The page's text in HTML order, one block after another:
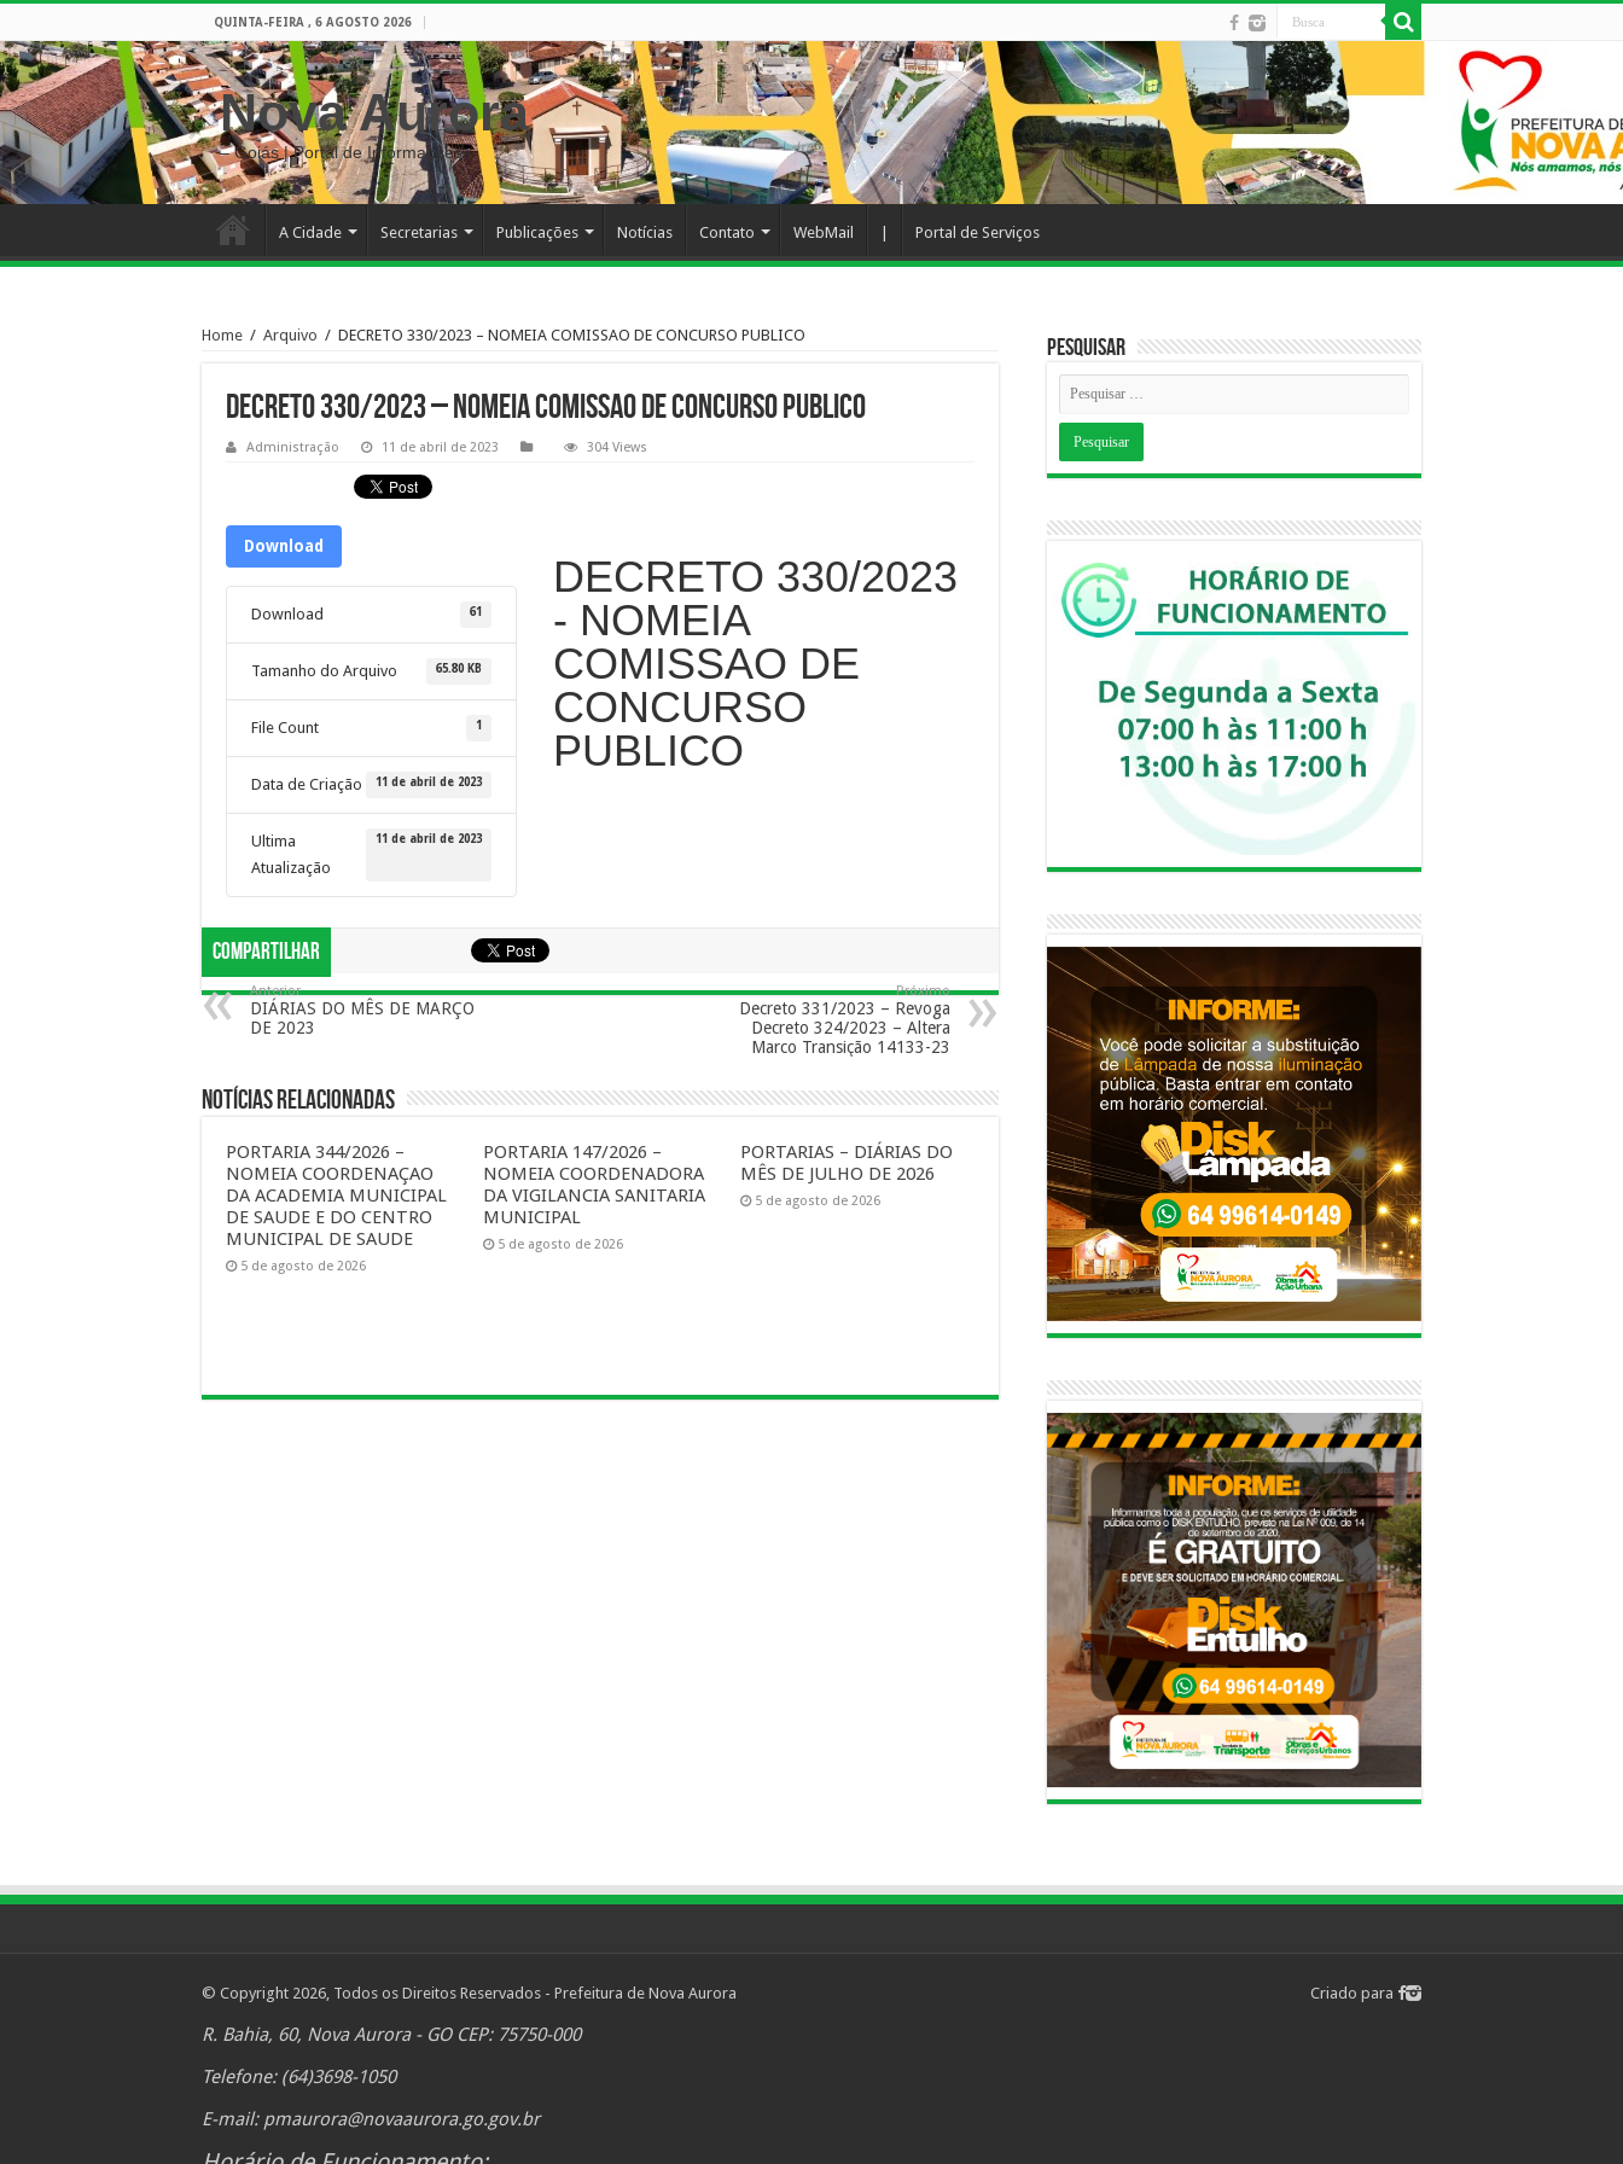
QUINTA-FEIRA , 6 AGOSTO 2026
Nova Aurora
– Goiás | Portal de Informações
A Cidade Secretarias Publicações Notícias Contato WebMail Portal de Serviços
Home / Arquivo / DECRETO 330/2023 – NOMEIA COMISSAO DE CONCURSO PUBLICO
DECRETO 330/2023 – NOMEIA COMISSAO DE CONCURSO PUBLICO
Administração 11 de abril de 2023 304 Views
Download
Download 61
Tamanho do Arquivo 65.80 KB
File Count 1
Data de Criação 11 de abril de 2023
Ultima
Atualização
11 de abril de 2023
DECRETO 330/2023
- NOMEIA
COMISSAO DE
CONCURSO
PUBLICO
Compartilhar
Anterior
DIÁRIAS DO MÊS DE MARÇO
DE 2023
Próximo
Decreto 331/2023 – Revoga
Decreto 324/2023 – Altera
Marco Transição 14133-23
Notícias Relacionadas
PORTARIA 344/2026 –
NOMEIA COORDENAÇAO
DA ACADEMIA MUNICIPAL
DE SAUDE E DO CENTRO
MUNICIPAL DE SAUDE
5 de agosto de 2026
PORTARIA 147/2026 –
NOMEIA COORDENADORA
DA VIGILANCIA SANITARIA
MUNICIPAL
5 de agosto de 2026
PORTARIAS – DIÁRIAS DO
MÊS DE JULHO DE 2026
5 de agosto de 2026
Pesquisar
Criado para
© Copyright 2026, Todos os Direitos Reservados - Prefeitura de Nova Aurora
R. Bahia, 60, Nova Aurora - GO CEP: 75750-000
Telefone: (64)3698-1050
E-mail: pmaurora@novaaurora.go.gov.br